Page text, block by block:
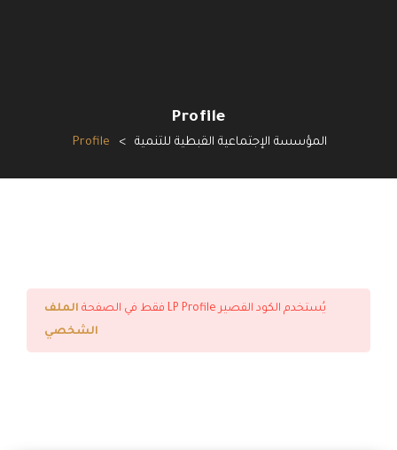
Profile
المؤسسة الإجتماعية القبطية للتنمية >
Profile
يُستخدم الكود القصير LP Profile فقط في الصفحة
الملف
الشخصي